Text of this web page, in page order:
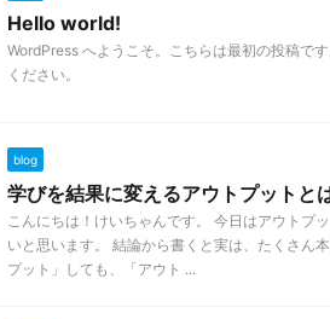
Hello world!
WordPress へようこそ。こちらは最初の投稿で
ください。
blog
学びを結果に変えるアウトプットと
こんにちは！けいちゃんです。 今日はアウトプ
いと思います。 結論から書くと実は、たくさん
プット」しても、「アウト ...